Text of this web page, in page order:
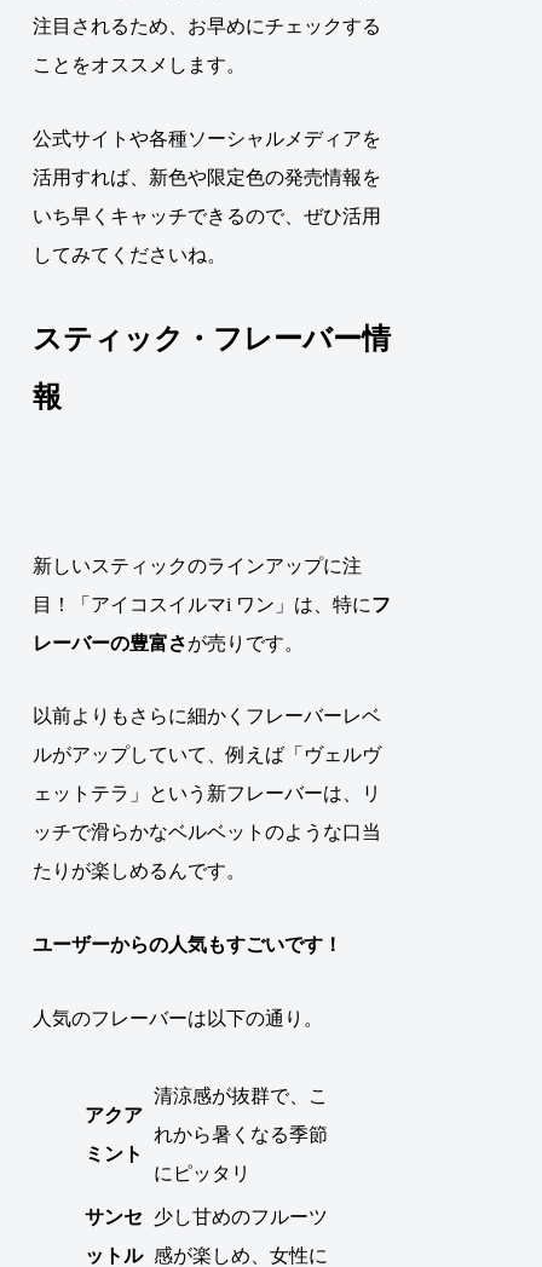
注目されるため、お早めにチェックする
ことをオススメします。
公式サイトや各種ソーシャルメディアを
活用すれば、新色や限定色の発売情報を
いち早くキャッチできるので、ぜひ活用
してみてくださいね。
スティック・フレーバー情
報
新しいスティックのラインアップに注
目！「アイコスイルマi ワン」は、特にフ
レーバーの豊富さが売りです。
以前よりもさらに細かくフレーバーレベ
ルがアップしていて、例えば「ヴェルヴ
ェットテラ」という新フレーバーは、リ
ッチで滑らかなベルベットのような口当
たりが楽しめるんです。
ユーザーからの人気もすごいです！
人気のフレーバーは以下の通り。
アクア
ミント
清涼感が抜群で、こ
れから暑くなる季節
にピッタリ
サンセ
ットル
少し甘めのフルーツ
感が楽しめ、女性に